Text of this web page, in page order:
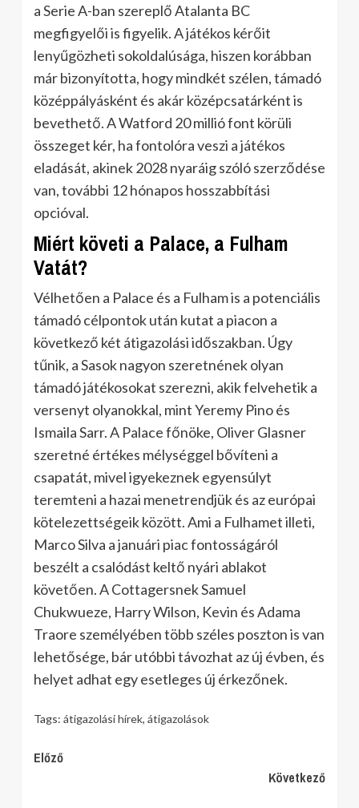
a Serie A-ban szereplő Atalanta BC
megfigyelői is figyelik. A játékos kérőit
lenyűgözheti sokoldalúsága, hiszen korábban
már bizonyította, hogy mindkét szélen, támadó
középpályásként és akár középcsatárként is
bevethető. A Watford 20 millió font körüli
összeget kér, ha fontolóra veszi a játékos
eladását, akinek 2028 nyaráig szóló szerződése
van, további 12 hónapos hosszabbítási
opcióval.
Miért követi a Palace, a Fulham
Vatát?
Vélhetően a Palace és a Fulham is a potenciális
támadó célpontok után kutat a piacon a
következő két átigazolási időszakban. Úgy
tűnik, a Sasok nagyon szeretnének olyan
támadó játékosokat szerezni, akik felvehetik a
versenyt olyanokkal, mint Yeremy Pino és
Ismaila Sarr. A Palace főnöke, Oliver Glasner
szeretné értékes mélységgel bővíteni a
csapatát, mivel igyekeznek egyensúlyt
teremteni a hazai menetrendjük és az európai
kötelezettségeik között. Ami a Fulhamet illeti,
Marco Silva a januári piac fontosságáról
beszélt a csalódást keltő nyári ablakot
követően. A Cottagersnek Samuel
Chukwueze, Harry Wilson, Kevin és Adama
Traore személyében több széles poszton is van
lehetősége, bár utóbbi távozhat az új évben, és
helyet adhat egy esetleges új érkezőnek.
Tags: átigazolási hírek, átigazolások
Continue
Előző
Következő